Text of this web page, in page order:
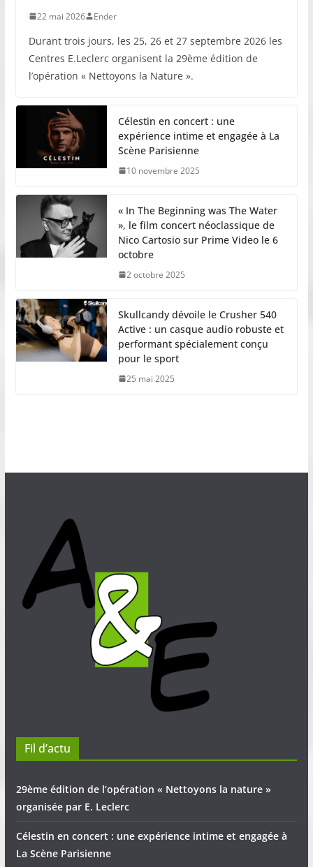
22 mai 2026 Ender
Durant trois jours, les 25, 26 et 27 septembre 2026 les
Centres E.Leclerc organisent la 29ème édition de
l’opération « Nettoyons la Nature ».
Célestin en concert : une
expérience intime et engagée à La
Scène Parisienne
10 novembre 2025
« In The Beginning was The Water
», le film concert néoclassique de
Nico Cartosio sur Prime Video le 6
octobre
2 octobre 2025
Skullcandy dévoile le Crusher 540
Active : un casque audio robuste et
performant spécialement conçu
pour le sport
25 mai 2025
Fil d’actu
29ème édition de l’opération « Nettoyons la nature »
organisée par E. Leclerc
Célestin en concert : une expérience intime et engagée à
La Scène Parisienne